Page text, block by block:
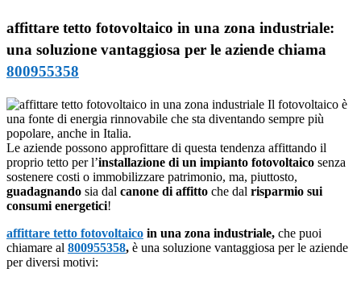
affittare tetto fotovoltaico in una zona industriale:
una soluzione vantaggiosa per le aziende chiama
800955358
Il fotovoltaico è
una fonte di energia rinnovabile che sta diventando sempre più
popolare, anche in Italia.
Le aziende possono approfittare di questa tendenza affittando il
proprio tetto per l’installazione di un impianto fotovoltaico senza
sostenere costi o immobilizzare patrimonio, ma, piuttosto,
guadagnando sia dal canone di affitto che dal risparmio sui
consumi energetici!
affittare tetto fotovoltaico in una zona industriale, che puoi
chiamare al 800955358, è una soluzione vantaggiosa per le aziende
per diversi motivi: